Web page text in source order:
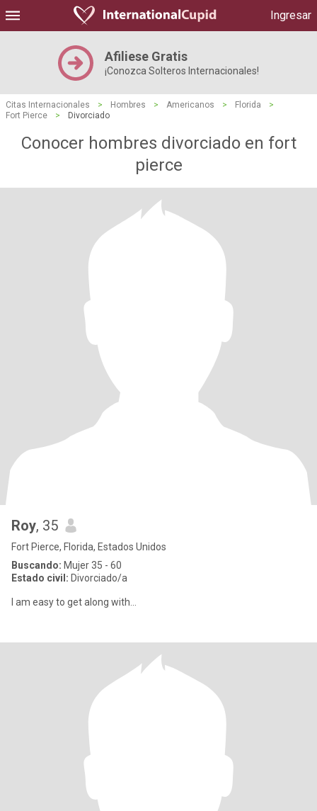
Ingresar
Afiliese Gratis
¡Conozca Solteros Internacionales!
Citas Internacionales > Hombres > Americanos > Florida
>
Fort Pierce
> Divorciado
Conocer hombres divorciado en fort
pierce
Roy, 35
Fort Pierce, Florida, Estados Unidos
Buscando: Mujer 35 - 60
Estado civil: Divorciado/a
I am easy to get along with...